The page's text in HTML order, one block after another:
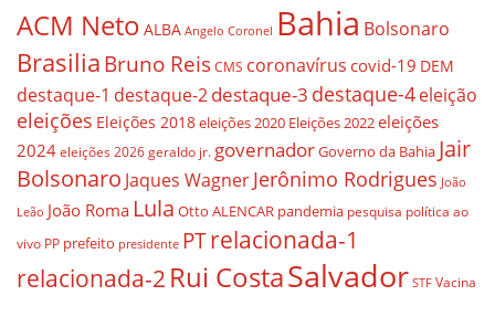
ACM Neto ALBA Angelo Coronel Bahia Bolsonaro
BrasiliaBruno ReisCMS coronavírus covid-19 DEM
destaque-1 destaque-2destaque-3 destaque-4eleição
eleições Eleições 2018eleições 2020 Eleições 2022eleições
2024 eleições 2026 geraldo jr. governadorGoverno da Bahia Jair
Bolsonaro Jaques WagnerJerônimo Rodrigues João
Leão João Roma Lula Otto ALENCAR pandemia pesquisa política ao
vivo PP prefeito presidente PTrelacionada-1
relacionada-2 Rui CostaSalvador STF Vacina